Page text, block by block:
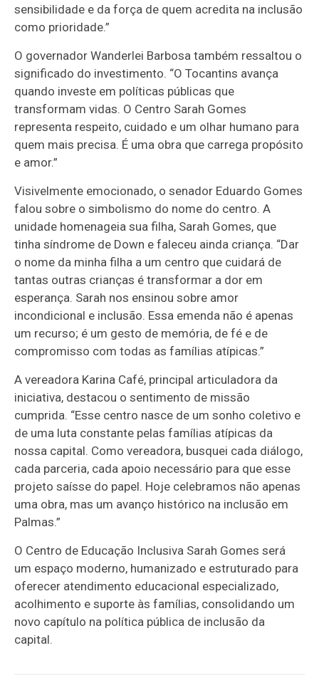
sensibilidade e da força de quem acredita na inclusão
como prioridade.”
O governador Wanderlei Barbosa também ressaltou o
significado do investimento. “O Tocantins avança
quando investe em políticas públicas que
transformam vidas. O Centro Sarah Gomes
representa respeito, cuidado e um olhar humano para
quem mais precisa. É uma obra que carrega propósito
e amor.”
Visivelmente emocionado, o senador Eduardo Gomes
falou sobre o simbolismo do nome do centro. A
unidade homenageia sua filha, Sarah Gomes, que
tinha síndrome de Down e faleceu ainda criança. “Dar
o nome da minha filha a um centro que cuidará de
tantas outras crianças é transformar a dor em
esperança. Sarah nos ensinou sobre amor
incondicional e inclusão. Essa emenda não é apenas
um recurso; é um gesto de memória, de fé e de
compromisso com todas as famílias atípicas.”
A vereadora Karina Café, principal articuladora da
iniciativa, destacou o sentimento de missão
cumprida. “Esse centro nasce de um sonho coletivo e
de uma luta constante pelas famílias atípicas da
nossa capital. Como vereadora, busquei cada diálogo,
cada parceria, cada apoio necessário para que esse
projeto saísse do papel. Hoje celebramos não apenas
uma obra, mas um avanço histórico na inclusão em
Palmas.”
O Centro de Educação Inclusiva Sarah Gomes será
um espaço moderno, humanizado e estruturado para
oferecer atendimento educacional especializado,
acolhimento e suporte às famílias, consolidando um
novo capítulo na política pública de inclusão da
capital.